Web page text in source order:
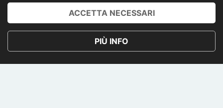
ACCOUNT
PRIVACY POLICY
TERMINI E CONDIZIONI
ACCETTA NECESSARI
PIÙ INFO